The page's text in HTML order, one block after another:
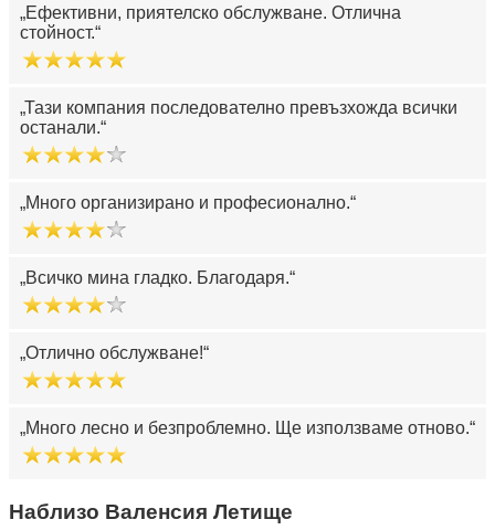
Ефективни, приятелско обслужване. Отлична
стойност.
Тази компания последователно превъзхожда всички
останали.
Много организирано и професионално.
Всичко мина гладко. Благодаря.
Отлично обслужване!
Много лесно и безпроблемно. Ще използваме отново.
Наблизо Валенсия Летище